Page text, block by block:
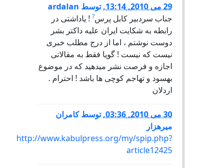
,توسطardalan
جناب سردبير کابل پرس ! ياداشتی در
رابطه به شکايت ايران عليه داکتر بشر
دوست نوشتم ، اما از درج مطلب خبری
نيست که نيست ! گويا فقط به مقالاتی
اجازه و فرصت نشر ميدهيد که در موضوع
بهسود و تهاجم کوچی ها باشد ! احترام .
,توسطکامران
میرهزار
http://www.kabulpress.org/my/spip.php?
article12425